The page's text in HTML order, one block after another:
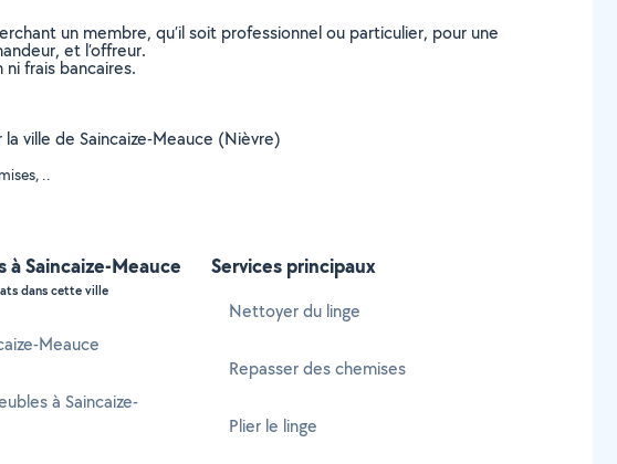
un membre, qu’il soit professionnel ou particulier, pour une
et l’offreur.
frais bancaires.
ville de Saincaize-Meauce (Nièvre)
..
à Saincaize-Meauce
dans cette ville
Meauce
à Saincaize-
Services principaux
Nettoyer du linge
Repasser des chemises
Plier le linge